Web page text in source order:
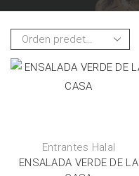
Entrantes Halal
ENSALADA VERDE DE LA